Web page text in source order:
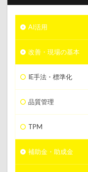
AI活用
改善・現場の基本
IE手法・標準化
品質管理
TPM
補助金・助成金